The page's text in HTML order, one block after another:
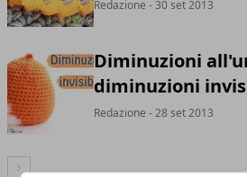
Redazione - 30 set 2013
Diminuzioni
diminuzioni
Redazione - 28 set 2013
Articolo Successivo